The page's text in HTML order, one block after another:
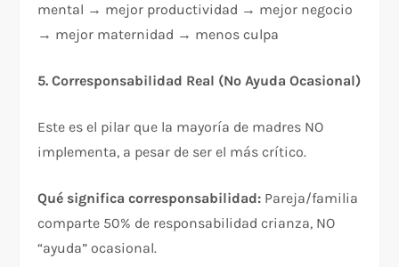
mental → mejor productividad → mejor negocio
→ mejor maternidad → menos culpa
5. Corresponsabilidad Real (No Ayuda Ocasional)
Este es el pilar que la mayoría de madres NO
implementa, a pesar de ser el más crítico.​
Qué significa corresponsabilidad: Pareja/familia
comparte 50% de responsabilidad crianza, NO
“ayuda” ocasional.